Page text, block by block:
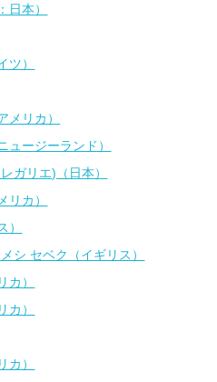
日本）
ツ）
メリカ）
ュージーランド）
ガリエ)（日本）
リカ）
）
シ セベク（イギリス）
カ）
カ）
カ）